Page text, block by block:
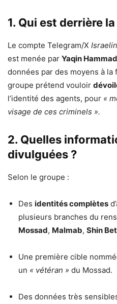
1. Qui est derrière
Le compte Telegram/X
est menée par Yaqin Hammad
données par des moyens à
groupe prétend vouloir
l’identité des agents, pour «
visage de ces criminels ».
2. Quelles
divulguées ?
Selon le groupe :
Des identités complètes
plusieurs branches du
Mossad, Malmab, Shin Bet
Une première cible
un « vétéran » du Mossad.
Des données très